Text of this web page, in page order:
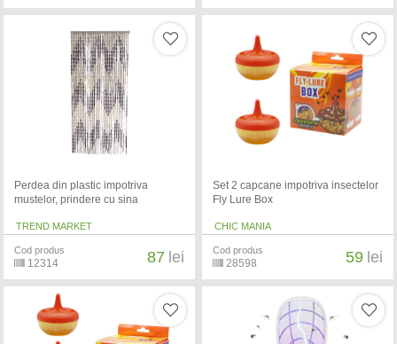
Perdea din plastic impotriva
mustelor, prindere cu sina
TREND MARKET
Cod produs
12314 87 lei
Set 2 capcane impotriva insectelor
Fly Lure Box
CHIC MANIA
Cod produs
28598 59 lei